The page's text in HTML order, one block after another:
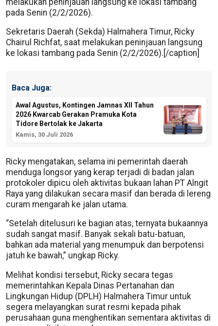
pada Senin (2/2/2026).
Sekretaris Daerah (Sekda) Halmahera Timur, Ricky
Chairul Richfat, saat melakukan peninjauan langsung
ke lokasi tambang pada Senin (2/2/2026).[/caption]
Baca Juga:
Awal Agustus, Kontingen Jamnas XII Tahun
2026 Kwarcab Gerakan Pramuka Kota
Tidore Bertolak ke Jakarta
Kamis, 30 Juli 2026
Ricky mengatakan, selama ini pemerintah daerah
menduga longsor yang kerap terjadi di badan jalan
protokoler dipicu oleh aktivitas bukaan lahan PT Alngit
Raya yang dilakukan secara masif dan berada di lereng
curam mengarah ke jalan utama.
“Setelah ditelusuri ke bagian atas, ternyata bukaannya
sudah sangat masif. Banyak sekali batu-batuan,
bahkan ada material yang menumpuk dan berpotensi
jatuh ke bawah,” ungkap Ricky.
Melihat kondisi tersebut, Ricky secara tegas
memerintahkan Kepala Dinas Pertanahan dan
Lingkungan Hidup (DPLH) Halmahera Timur untuk
segera melayangkan surat resmi kepada pihak
perusahaan guna menghentikan sementara aktivitas di